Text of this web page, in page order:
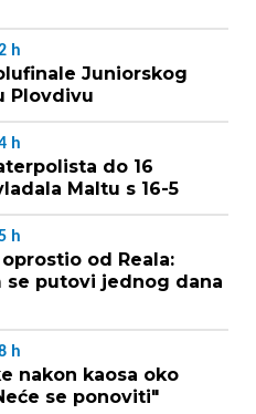
h
Juniorskog
Plovdivu
h
do 16
Maltu s 16-5
h
od Reala:
se putovi jednog dana
h
nakon kaosa oko
se ponoviti"